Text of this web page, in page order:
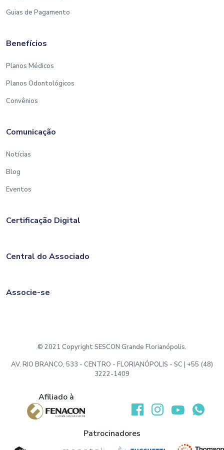
Guias de Pagamento
Benefícios
Planos Médicos
Planos Odontológicos
Convênios
Comunicação
Notícias
Blog
Eventos
Certificação Digital
Central do Associado
Associe-se
© 2021 Copyright SESCON Grande Florianópolis.
AV. RIO BRANCO, 533 - CENTRO - FLORIANÓPOLIS - SC | +55 (48)
3222-1409
Afiliado à
Desenvolvido por:
Patrocinadores